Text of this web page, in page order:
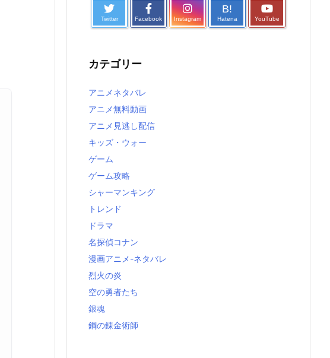
Twitter Facebook Instagram
B!
Hatena YouTube
カテゴリー
アニメネタバレ
アニメ無料動画
アニメ見逃し配信
キッズ・ウォー
ゲーム
ゲーム攻略
シャーマンキング
トレンド
ドラマ
名探偵コナン
漫画アニメ-ネタバレ
烈火の炎
空の勇者たち
銀魂
鋼の錬金術師